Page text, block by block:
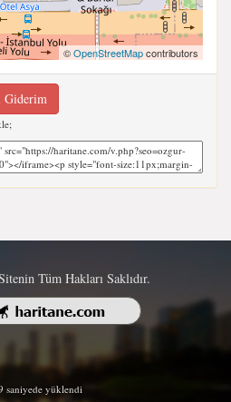
©OpenStreetMapcontributors
Giderim
Tüm Hakları Saklıdır.
saniyede yüklendi